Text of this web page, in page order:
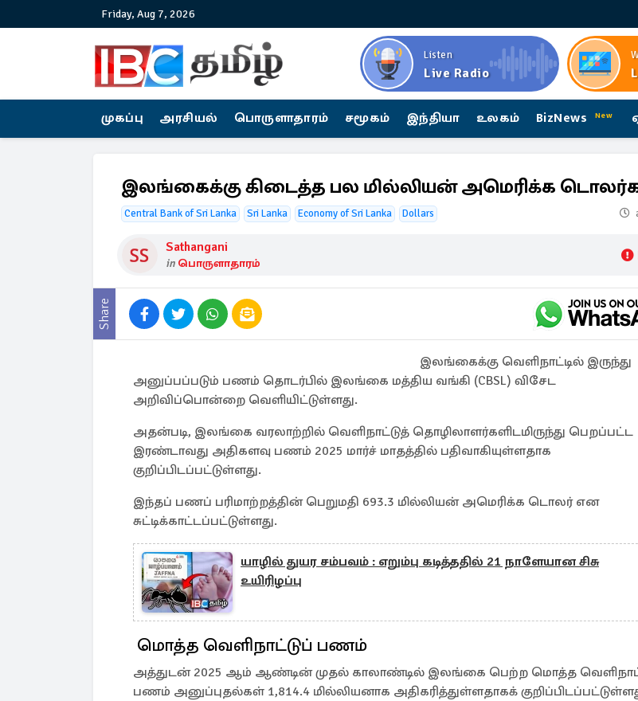
Friday, Aug 7, 2026
Listen
Live Radio
முகப்பு அரசியல் பொருளாதாரம் சமூகம் இந்தியா உலகம் BizNews New
இலங்கைக்கு கிடைத்த பல மில்லியன் அமெரிக்க
Central Bank of Sri Lanka Sri Lanka Economy of Sri Lanka Dollars
Sathangani
in பொருளாதாரம்
Share
இலங்கைக்கு வெளிநாட்டில் இருந்து
அனுப்பப்படும் பணம் தொடர்பில் இலங்கை மத்திய வங்கி (CBSL) விசேட
அறிவிப்பொன்றை வெளியிட்டுள்ளது.
அதன்படி, இலங்கை வரலாற்றில் வெளிநாட்டுத் தொழிலாளர்களிடமிருந்து பெறப்பட்ட
இரண்டாவது அதிகளவு பணம் 2025 மார்ச் மாதத்தில் பதிவாகியுள்ளதாக
குறிப்பிடப்பட்டுள்ளது.
இந்தப் பணப் பரிமாற்றத்தின் பெறுமதி 693.3 மில்லியன் அமெரிக்க டொலர் என
சுட்டிக்காட்டப்பட்டுள்ளது.
யாழில் துயர சம்பவம் : எறும்பு கடித்ததில் 21 நாளேயான சிசு
உயிரிழப்பு
மொத்த வெளிநாட்டுப் பணம்
அத்துடன் 2025 ஆம் ஆண்டின் முதல் காலாண்டில் இலங்கை பெற்ற மொத்த
பணம் அனுப்புதல்கள் 1,814.4 மில்லியனாக அதிகரித்துள்ளதாகக்